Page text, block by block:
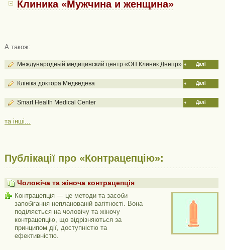
Клиника «Мужчина и женщина»
А також:
Далі
Международный медицинский центр «ОН Клиник Днепр»
Далі
Клініка доктора Медведева
Далі
Smart Health Medical Center
та інші...
Публікації про «Контрацепцію»:
Чоловіча та жіноча контрацепція
Контрацепція — це методи та засоби
запобігання непланованій вагітності. Вона
поділяється на чоловічу та жіночу
контрацепцію, що відрізняються за
принципом дії, доступністю та
ефективністю.